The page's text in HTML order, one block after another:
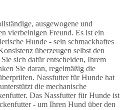
ausgewogene und
vierbeinigen Freund. Es ist ein
Hunde - sein schmackhaftes
überzeugen selbst den
sich dafür entscheiden, Ihrem
Sie daran, regelmäßig die
Nassfutter für Hunde hat
die mechanische
Das Nassfutter für Hunde ist
- um Ihren Hund über den